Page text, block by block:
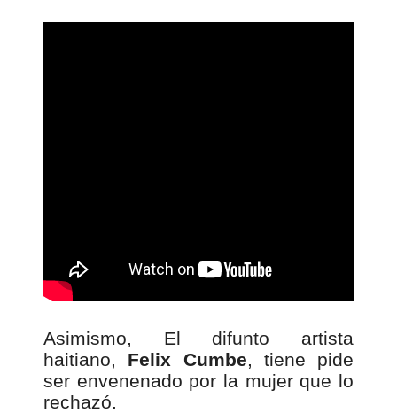
Asimismo, El difunto artista
haitiano, Felix Cumbe, tiene pide
ser envenenado por la mujer que lo
rechazó.